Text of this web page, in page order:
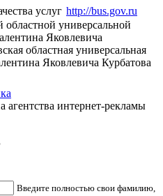
http://bus.gov.ru
универсальной
Яковлевича
областная универсальная
Яковлевича Курбатова
агентства интернет-рекламы
Введите полностью свои фамилию,